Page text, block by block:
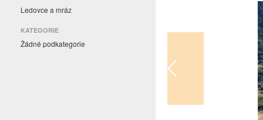
Ledovce a mráz
KATEGORIE
Žádné podkategorie